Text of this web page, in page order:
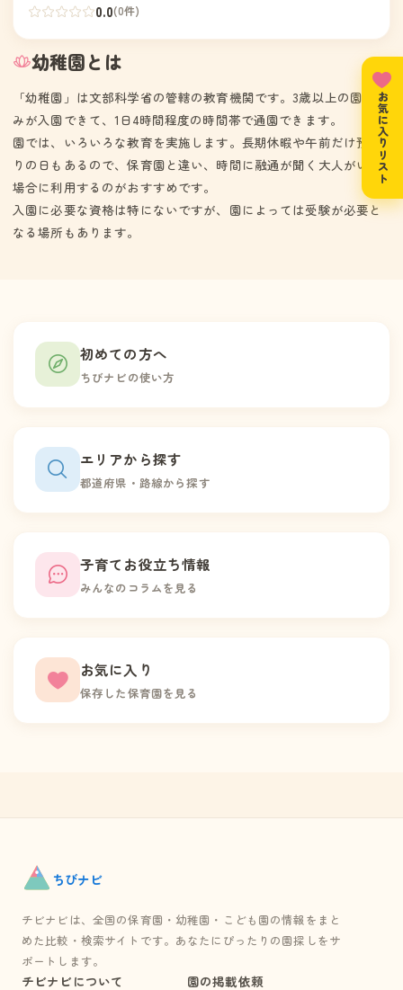
0.0(0件)
幼稚園とは
「幼稚園」は文部科学省の管轄の教育機関です。3歳以上の園児の
みが入園できて、1日4時間程度の時間帯で通園できます。
園では、いろいろな教育を実施します。長期休暇や午前だけ預か
りの日もあるので、保育園と違い、時間に融通が聞く大人がいる
場合に利用するのがおすすめです。
入園に必要な資格は特にないですが、園によっては受験が必要と
なる場所もあります。
初めての方へ
ちびナビの使い方
エリアから探す
都道府県・路線から探す
子育てお役立ち情報
みんなのコラムを見る
お気に入り
保存した保育園を見る
ちびナビ
チビナビは、全国の保育園・幼稚園・こども園の情報をまと
めた比較・検索サイトです。あなたにぴったりの園探しをサ
ポートします。
チビナビについて 園の掲載依頼
お気に入りリスト